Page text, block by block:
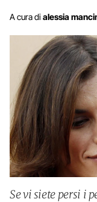
A cura di alessia
Se vi siete persi i